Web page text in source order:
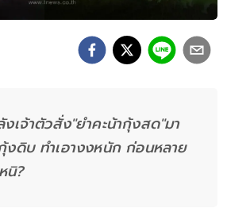
เจ้าตัวสั่ง"ยำคะน้ากุ้งสด"มา
งดิบ ทำเอางงหนัก ก่อนหลาย
นิ?